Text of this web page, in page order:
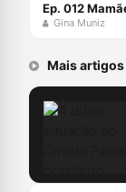
Gina Muniz
Mais artigos